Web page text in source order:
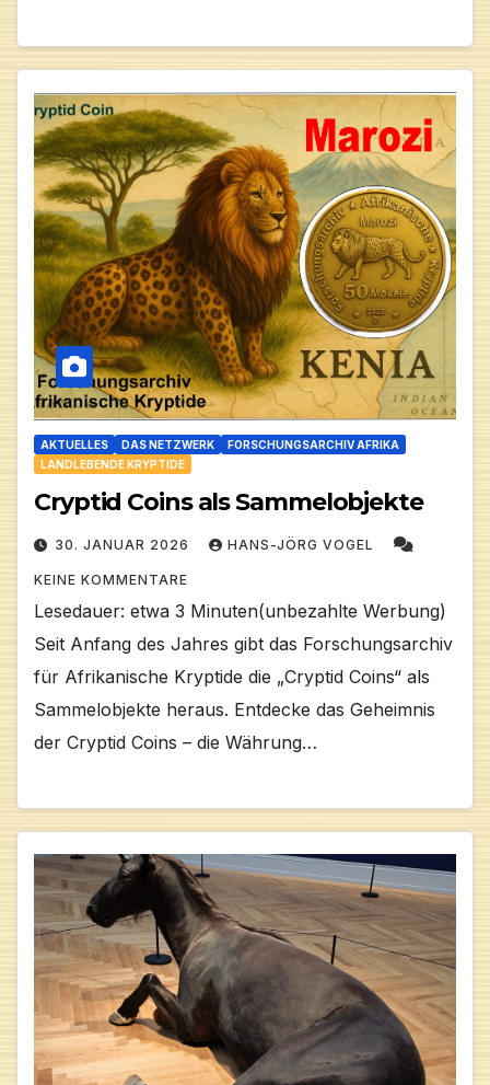
AKTUELLES DAS NETZWERK
FORSCHUNGSARCHIV AFRIKA
LANDLEBENDE KRYPTIDE
Cryptid Coins als Sammelobjekte
30. JANUAR 2026 HANS-JÖRG VOGEL
KEINE KOMMENTARE
Lesedauer: etwa 3 Minuten(unbezahlte Werbung)
Seit Anfang des Jahres gibt das Forschungsarchiv
für Afrikanische Kryptide die „Cryptid Coins“ als
Sammelobjekte heraus. Entdecke das Geheimnis
der Cryptid Coins – die Währung…